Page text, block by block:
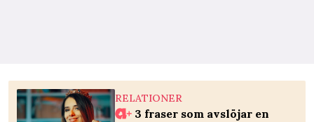
RELATIONER
3 fraser som avslöjar en